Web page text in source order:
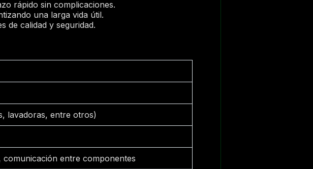
rápido sin complicaciones.
una larga vida útil.
de calidad y seguridad.
lavadoras, entre otros)
entre componentes